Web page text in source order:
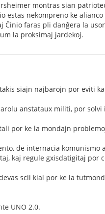
montras sian
estas nekompreno ke
faras pli danĝera la
la proksimaj jardekoj.
siajn najbarojn por eviti
anstataux militi, por
por ke la mondajn
de internacia
kaj regule gxisdatigitaj por
scii kial por ke la
UNO 2.0.